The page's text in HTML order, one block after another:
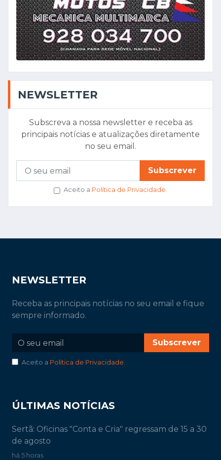
NEWSLETTER
Subscreva a nossa newsletter e receba as
principais notícias e atualizações diretamente
no seu email.
Subscrever
Aceito a Política de Privacidade.
NEWSLETTER
Receba as principais notícias no seu email e fique
sempre informado.
Subscrever
Aceito a Política de Privacidade.
ÚLTIMAS NOTÍCIAS
Sertã: Oficinas "Conta e Cria" regressam de 15 a 30
de agosto
há 5 horas